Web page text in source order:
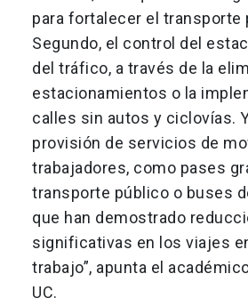
para fortalecer el transporte
Segundo, el control del
del tráfico, a través de la
estacionamientos o la
calles sin autos y ciclovías.
provisión de servicios de
trabajadores, como pases
transporte público o buses
que han demostrado
significativas en los viajes
trabajo”, apunta el
UC.